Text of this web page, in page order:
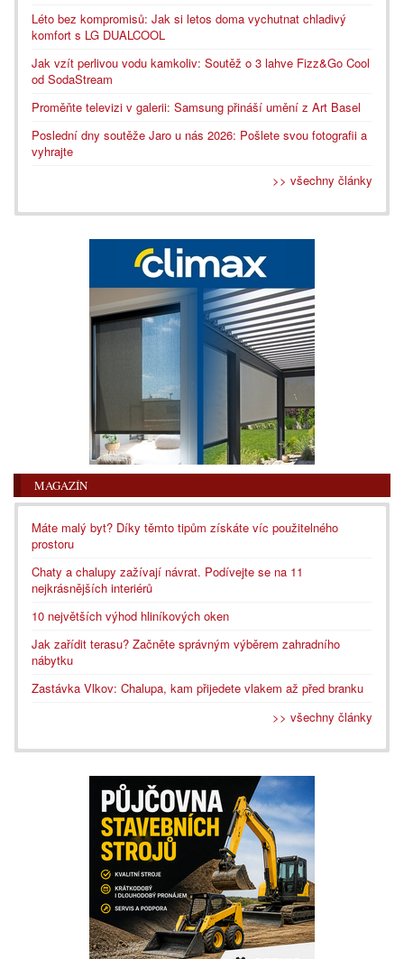
Léto bez kompromisů: Jak si letos doma vychutnat chladivý
komfort s LG DUALCOOL
Jak vzít perlivou vodu kamkoliv: Soutěž o 3 lahve Fizz&Go Cool
od SodaStream
Proměňte televizi v galerii: Samsung přináší umění z Art Basel
Poslední dny soutěže Jaro u nás 2026: Pošlete svou fotografii a
vyhrajte
>> všechny články
MAGAZÍN
Máte malý byt? Díky těmto tipům získáte víc použitelného
prostoru
Chaty a chalupy zažívají návrat. Podívejte se na 11
nejkrásnějších interiérů
10 největších výhod hliníkových oken
Jak zařídit terasu? Začněte správným výběrem zahradního
nábytku
Zastávka Vlkov: Chalupa, kam přijedete vlakem až před branku
>> všechny články